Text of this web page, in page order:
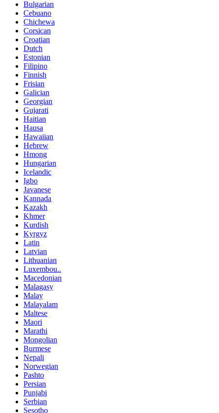
Bulgarian
Cebuano
Chichewa
Corsican
Croatian
Dutch
Estonian
Filipino
Finnish
Frisian
Galician
Georgian
Gujarati
Haitian
Hausa
Hawaiian
Hebrew
Hmong
Hungarian
Icelandic
Igbo
Javanese
Kannada
Kazakh
Khmer
Kurdish
Kyrgyz
Latin
Latvian
Lithuanian
Luxembou..
Macedonian
Malagasy
Malay
Malayalam
Maltese
Maori
Marathi
Mongolian
Burmese
Nepali
Norwegian
Pashto
Persian
Punjabi
Serbian
Sesotho